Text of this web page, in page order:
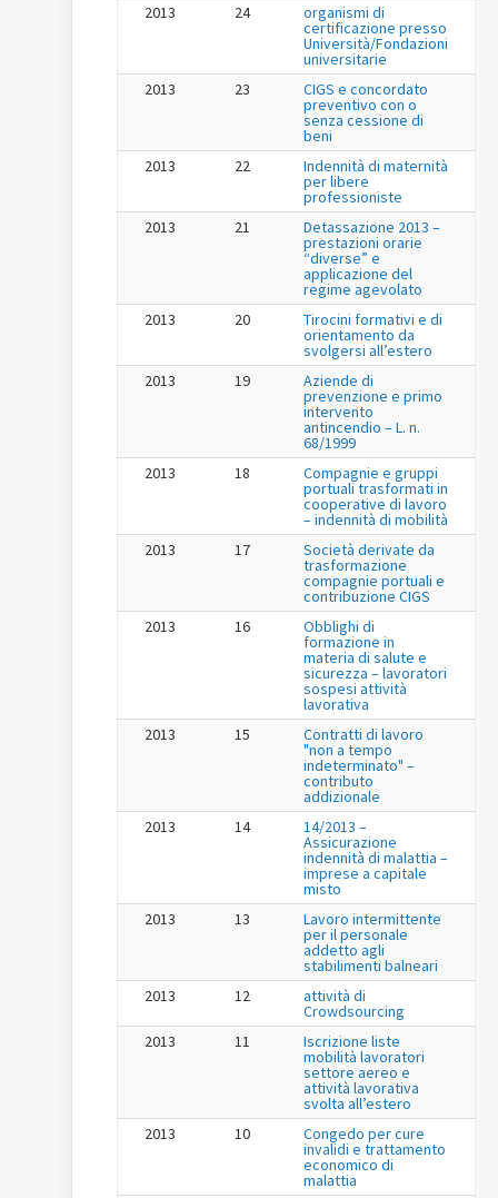
2013
24 organismi di
certificazione presso
Università/Fondazioni
universitarie
2013
23 CIGS e concordato
preventivo con o
senza cessione di
beni
2013
22 Indennità di maternità
per libere
professioniste
2013
21 Detassazione 2013 –
prestazioni orarie
“diverse” e
applicazione del
regime agevolato
2013
20 Tirocini formativi e di
orientamento da
svolgersi all’estero
2013
19 Aziende di
prevenzione e primo
intervento
antincendio – L. n.
68/1999
2013
18 Compagnie e gruppi
portuali trasformati in
cooperative di lavoro
– indennità di mobilità
2013
17 Società derivate da
trasformazione
compagnie portuali e
contribuzione CIGS
2013
16 Obblighi di
formazione in
materia di salute e
sicurezza – lavoratori
sospesi attività
lavorativa
2013
15 Contratti di lavoro
"non a tempo
indeterminato" –
contributo
addizionale
2013
14 14/2013 –
Assicurazione
indennità di malattia –
imprese a capitale
misto
2013
13 Lavoro intermittente
per il personale
addetto agli
stabilimenti balneari
2013
12 attività di
Crowdsourcing
2013
11 Iscrizione liste
mobilità lavoratori
settore aereo e
attività lavorativa
svolta all’estero
2013
10 Congedo per cure
invalidi e trattamento
economico di
malattia